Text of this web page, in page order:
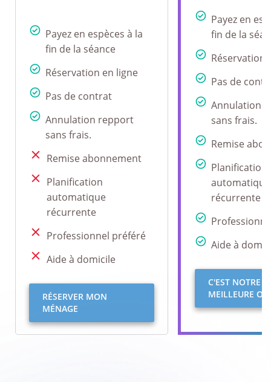
Payez en
fin de la
Réservation
Pas de
Annulation
sans frais.
Remise
Planification
automatique
récurrente
Aide à
C'EST NOTRE
MEILLEURE
Payez en espèces à la
fin de la séance
Réservation en ligne
Pas de contrat
Annulation repport
sans frais.
Remise abonnement
Planification
automatique
récurrente
Professionnel préféré
Aide à domicile
RÉSERVER MON
MÉNAGE